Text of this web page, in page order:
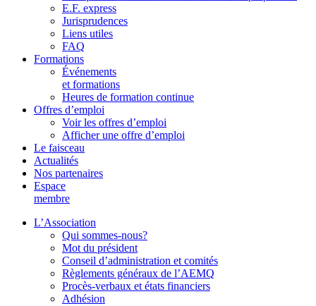
E.F. express
Jurisprudences
Liens utiles
FAQ
Formations
Événements
et formations
Heures de formation continue
Offres d’emploi
Voir les offres d’emploi
Afficher une offre d’emploi
Le faisceau
Actualités
Nos partenaires
Espace
membre
L’Association
Qui sommes-nous?
Mot du président
Conseil d’administration et comités
Règlements généraux de l’AEMQ
Procès-verbaux et états financiers
Adhésion